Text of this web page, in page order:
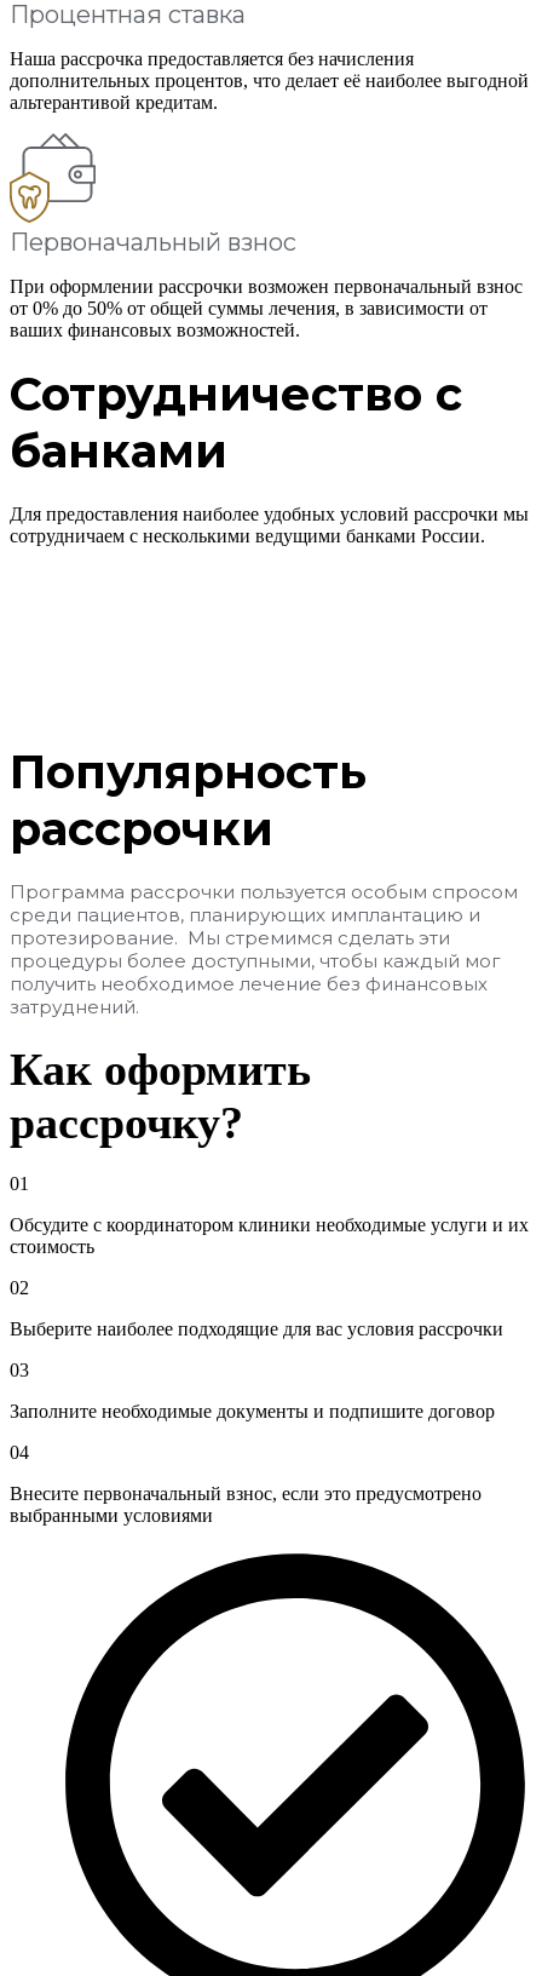
Процентная ставка
Наша рассрочка предоставляется без начисления
дополнительных процентов, что делает её наиболее выгодной
альтерантивой кредитам.
Первоначальный взнос
При оформлении рассрочки возможен первоначальный взнос
от 0% до 50% от общей суммы лечения, в зависимости от
ваших финансовых возможностей.
Сотрудничество с
банками
Для предоставления наиболее удобных условий рассрочки мы
сотрудничаем с несколькими ведущими банками России.
Популярность
рассрочки
Программа рассрочки пользуется особым спросом
среди пациентов, планирующих имплантацию и
протезирование. Мы стремимся сделать эти
процедуры более доступными, чтобы каждый мог
получить необходимое лечение без финансовых
затруднений.
Как оформить
рассрочку?
01
Обсудите с координатором клиники необходимые услуги и их
стоимость
02
Выберите наиболее подходящие для вас условия рассрочки
03
Заполните необходимые документы и подпишите договор
04
Внесите первоначальный взнос, если это предусмотрено
выбранными условиями